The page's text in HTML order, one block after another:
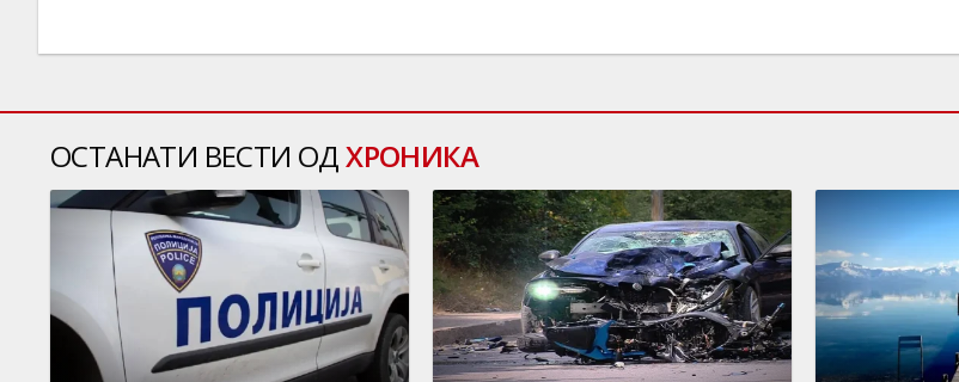
ОСТАНАТИ ВЕСТИ ОДХРОНИКА